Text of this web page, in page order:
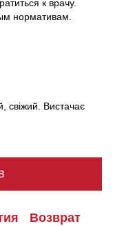
к врачу.
нормативам.
свіжий. Вистачає
Возврат